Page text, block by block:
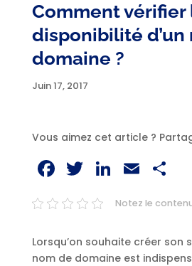
Comment vérifier
disponibilité d’un
domaine ?
Juin 17, 2017
Vous aimez cet article ?
Facebook
Twitter
LinkedIn
Email
Notez le
Lorsqu’on souhaite créer son
nom de domaine est